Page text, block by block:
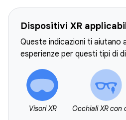
Dispositivi XR
Queste indicazioni ti aiutano
esperienze per questi tipi di
Visori XR Occhiali XR con